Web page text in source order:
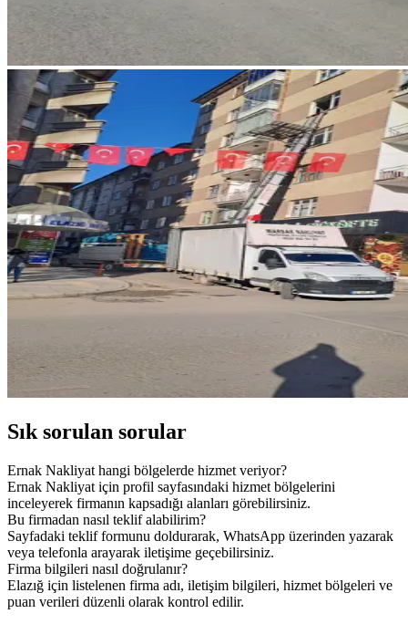
Sık sorulan sorular
Ernak Nakliyat hangi bölgelerde hizmet veriyor?
Ernak Nakliyat için profil sayfasındaki hizmet bölgelerini
inceleyerek firmanın kapsadığı alanları görebilirsiniz.
Bu firmadan nasıl teklif alabilirim?
Sayfadaki teklif formunu doldurarak, WhatsApp üzerinden yazarak
veya telefonla arayarak iletişime geçebilirsiniz.
Firma bilgileri nasıl doğrulanır?
Elazığ için listelenen firma adı, iletişim bilgileri, hizmet bölgeleri ve
puan verileri düzenli olarak kontrol edilir.